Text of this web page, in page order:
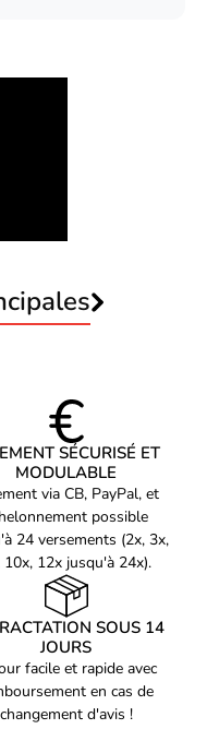
S 512GB
numérique
DataTraveler Exodia S
des centaines d'heures
complètes ou
Elle répond
Kingston
SÉCURISÉ ET
MODULABLE
via CB, PayPal, et
possible
24 versements (2x, 3x,
10x, 12x jusqu'à 24x).
SOUS 14
JOURS
facile et rapide avec
en cas de
changement d'avis !